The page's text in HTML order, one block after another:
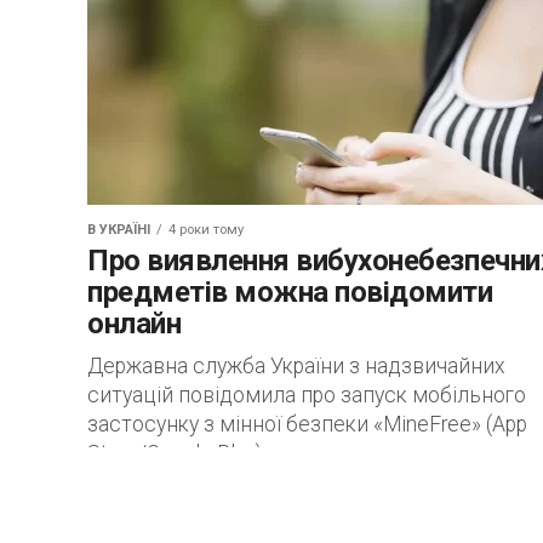
В УКРАЇНІ 4 роки тому
Про виявлення
предметів можна повідомити
онлайн
Державна служба України з надзвичайних
ситуацій повідомила про запуск мобільного
застосунку з мінної безпеки «MineFree» (App
Store/Google Play), завдяки якому можна: